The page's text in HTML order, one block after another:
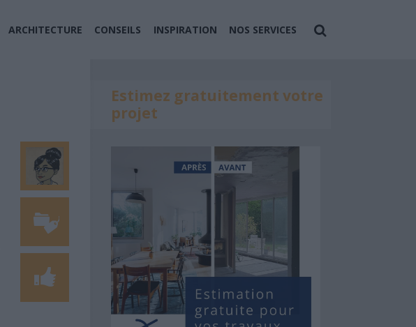
ARCHITECTURE CONSEILS INSPIRATION NOS SERVICES
Estimez gratuitement votre
projet